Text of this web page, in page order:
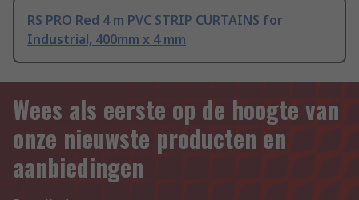
RS PRO Red 4 m PVC STRIP CURTAINS for
Industrial, 400mm x 4 mm
Wees als eerste op de hoogte van
onze nieuwste producten en
aanbiedingen